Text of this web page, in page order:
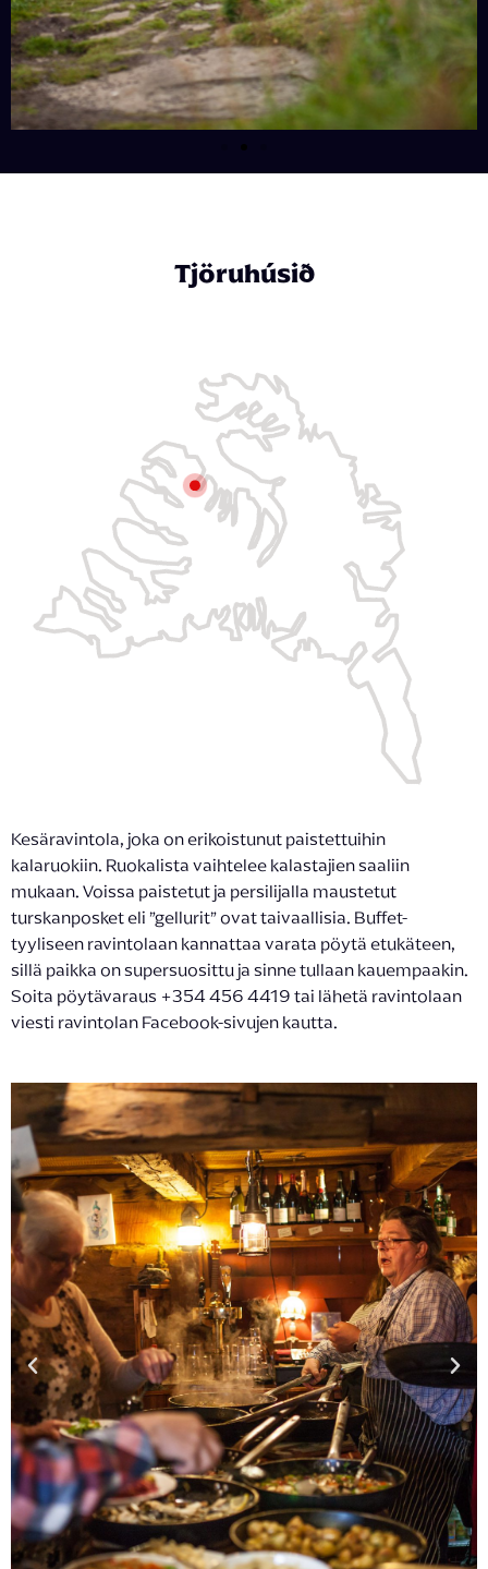
Tjöruhúsið
Kesäravintola, joka on erikoistunut paistettuihin
kalaruokiin. Ruokalista vaihtelee kalastajien saaliin
mukaan. Voissa paistetut ja persilijalla maustetut
turskanposket eli ”gellurit” ovat taivaallisia. Buffet-
tyyliseen ravintolaan kannattaa varata pöytä etukäteen,
sillä paikka on supersuosittu ja sinne tullaan kauempaakin.
Soita pöytävaraus +354 456 4419 tai lähetä ravintolaan
viesti ravintolan Facebook-sivujen kautta.